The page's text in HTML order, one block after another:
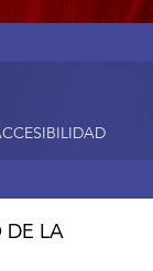
DE LA